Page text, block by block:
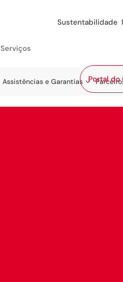
Sustentabilidade
Portal do
Assistências e Garantias
Serviços